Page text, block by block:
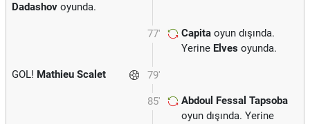
Dadashov oyunda.
77' Capita oyun dışında.
Yerine Elves oyunda.
79'
GOL! Mathieu Scalet
85'
Abdoul Fessal Tapsoba
oyun dışında. Yerine